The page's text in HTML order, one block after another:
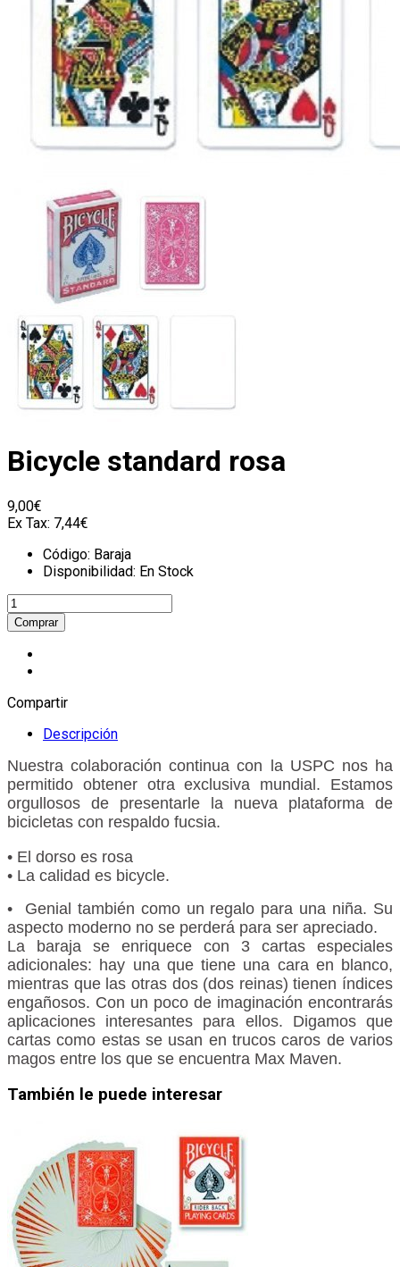
Bicycle standard rosa
9,00€
Ex Tax: 7,44€
Código: Baraja
Disponibilidad: En Stock
Compartir
Descripción
Nuestra colaboración continua con la USPC nos ha
permitido obtener otra exclusiva mundial. Estamos
orgullosos de presentarle la nueva plataforma de
bicicletas con respaldo fucsia.
• El dorso es rosa
• La calidad es bicycle.
•
Genial también como un regalo para una niña. Su
aspecto moderno no se perderá para ser apreciado.
La baraja se enriquece con 3 cartas especiales
adicionales: hay una que tiene una cara en blanco,
mientras que las otras dos (dos reinas) tienen índices
engañosos. Con un poco de imaginación encontrarás
aplicaciones interesantes para ellos. Digamos que
cartas como estas se usan en trucos caros de varios
magos entre los que se encuentra Max Maven.
También le puede interesar